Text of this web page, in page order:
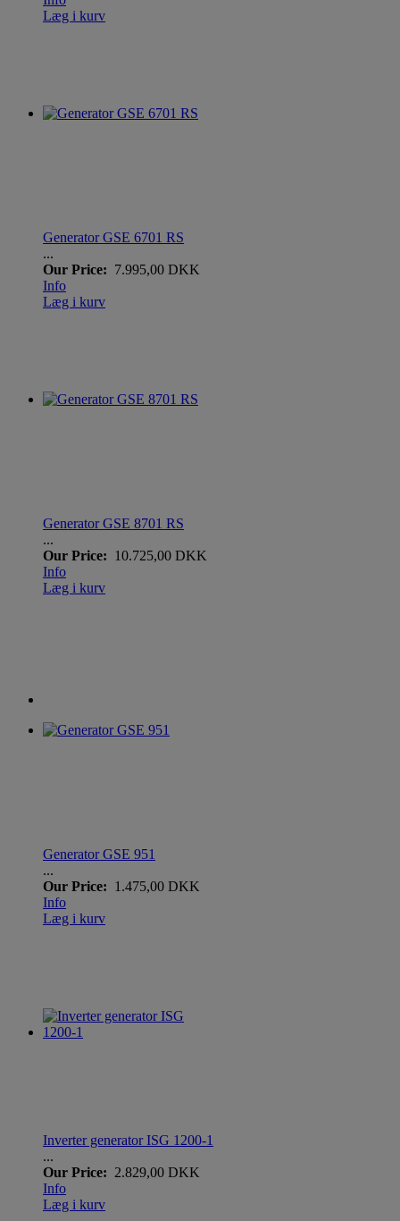
Læg i kurv
Generator GSE 6701 RS
...
Our Price: 7.995,00 DKK
Info
Læg i kurv
Generator GSE 8701 RS
...
Our Price: 10.725,00 DKK
Info
Læg i kurv
Generator GSE 951
...
Our Price: 1.475,00 DKK
Info
Læg i kurv
Inverter generator ISG 1200-1
...
Our Price: 2.829,00 DKK
Info
Læg i kurv